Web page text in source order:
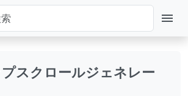
プスクロールジェネレー